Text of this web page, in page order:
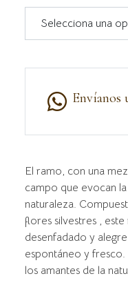
Envíanos
El ramo, con una
campo que evocan
naturaleza.
flores silvestres ,
desenfadado y
espontáneo y
los amantes de la